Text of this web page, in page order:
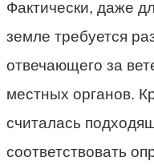
Фактически, даже
земле требуется
отвечающего за
местных органов.
считалась
соответствовать